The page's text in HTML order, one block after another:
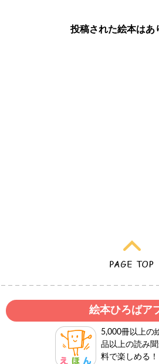
投稿された絵本はあ
絵本ひろばア
5,000冊以上の
品以上の読み
料で楽しめる！